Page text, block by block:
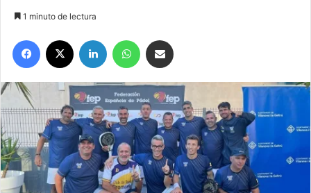
l
o
o
n
X
d
a
e
m
a
i
l
1 minuto de lectura